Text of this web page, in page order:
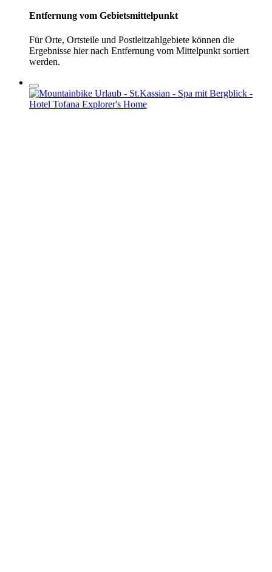
Entfernung vom Gebietsmittelpunkt
Für Orte, Ortsteile und Postleitzahlgebiete können die
Ergebnisse hier nach Entfernung vom Mittelpunkt sortiert
werden.